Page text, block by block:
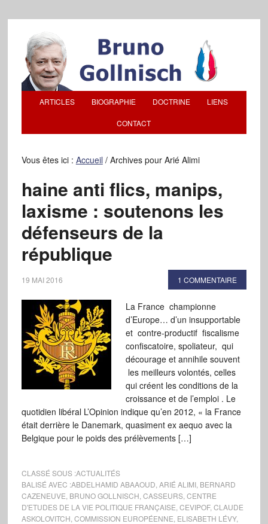
ARTICLES BIOGRAPHIE DOCTRINE LIENS
CONTACT
Vous êtes ici : Accueil /Archives pour Arié Alimi
haine anti flics, manips,
laxisme : soutenons les
défenseurs de la
république
19 MAI 2016 1 COMMENTAIRE
La France championne
d’Europe… d’un insupportable
et contre-productif fiscalisme
confiscatoire, spoliateur, qui
décourage et annihile souvent
les meilleurs volontés, celles
qui créent les conditions de la
croissance et de l’emploi . Le
quotidien libéral L’Opinion indique qu’en 2012, « la France
était derrière le Danemark, quasiment ex aequo avec la
Belgique pour le poids des prélèvements […]
CLASSÉ SOUS :ACTUALITÉS
BALISÉ AVEC :ABDELHAMID ABAAOUD ARIÉ ALIMI, BERNARD
CAZENEUVE BRUNO GOLLNISCH CASSEURS, CENTRE
D'ETUDES DE LA VIE POLITIQUE FRANÇAISE CEVIPOF, CLAUDE
ASKOLOVITCH COMMISSION EUROPÉENNE ELISABETH LÉVY,